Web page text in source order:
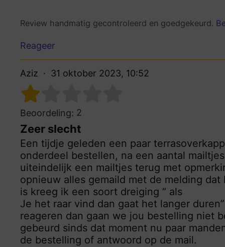
Review handmatig gecontroleerd en goedgekeurd.
Reageer
Aziz 31 oktober 2023, 10:52
Beoordeling: 2
Zeer slecht
Een tijdje geleden een paar
onderdeel bestellen, na een aantal
uiteindelijk een mailtjes terug met
opnieuw alles gemaild met de melding
is kreeg ik een soort dreiging “ als
Je het raar vind dan gaat het langer
reageren dan gaan we jou bestelling niet
gebeurd sinds dat moment nu paar
de bestelling of antwoord op de mail.